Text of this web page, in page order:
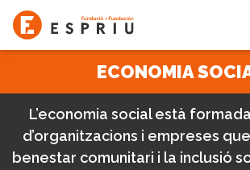
Vés al contingut
ECONOMIA
L’economia social està
d’organitzacions i empreses
benestar comunitari i la inclusió